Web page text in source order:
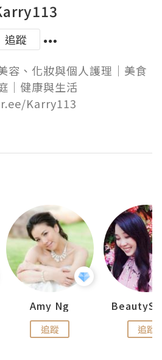
追蹤
容、化妝與個人護理｜美食
｜健康與生活
Karry113
Amy Ng
追蹤 追蹤